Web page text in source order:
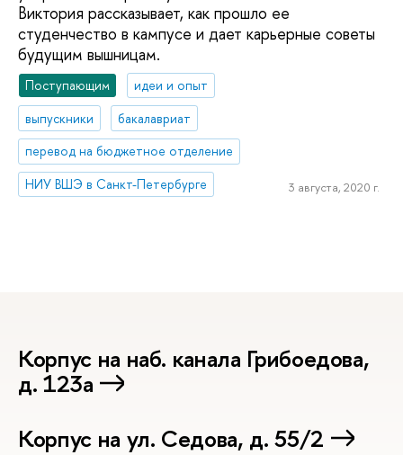
Виктория рассказывает, как прошло ее
студенчество в кампусе и дает карьерные советы
будущим вышницам.
Поступающим
идеи и опыт
выпускники
бакалавриат
перевод на бюджетное отделение
НИУ ВШЭ в Санкт-Петербурге
3 августа, 2020 г.
Корпус на наб. канала Грибоедова,
д. 123а
Корпус на ул. Седова, д. 55/2